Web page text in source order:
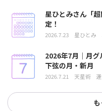
星ひとみさん「
定！
2026.7.23 星ひとみ
2026年7月｜月グ
下弦の月・新月
2026.7.21 天星術